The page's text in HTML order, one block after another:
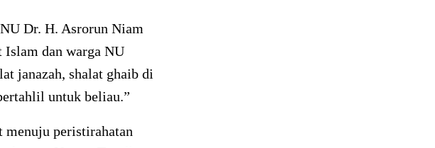
Dr. H. Asrorun Niam
Islam dan warga NU
janazah, shalat ghaib di
untuk beliau.”
peristirahatan